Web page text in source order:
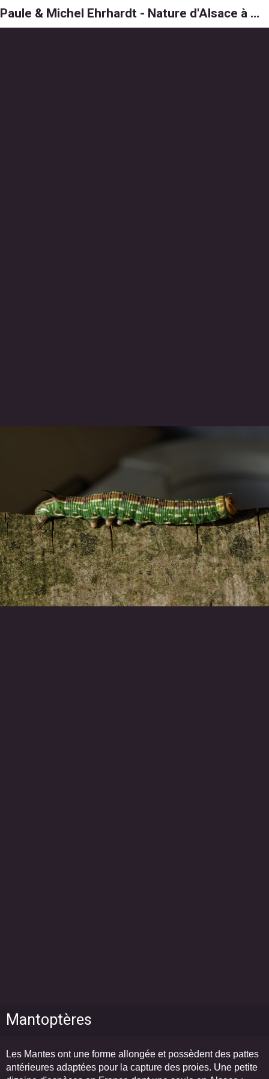
Paule & Michel Ehrhardt - Nature d'Alsace à 6, 8 et 1000 pattes
Mantoptères
Les Mantes ont une forme allongée et possèdent des pattes
antérieures adaptées pour la capture des proies. Une petite